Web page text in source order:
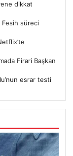
dikkat
Fesih süreci
Firari Başkan
esrar testi